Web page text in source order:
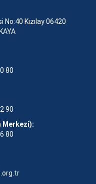
Kızılay 06420
80
90
Merkezi):
80